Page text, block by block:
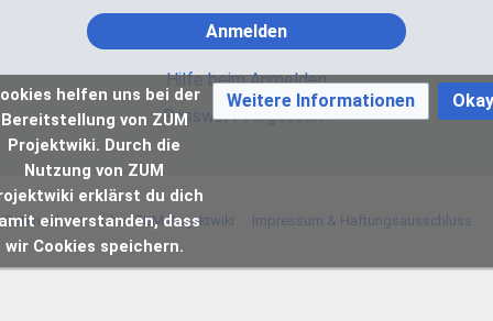
Anmelden
Hilfe beim Anmelden
Passwort vergessen?
Datenschutz Über ZUM Projektwiki Impressum & Haftungsausschluss
helfen uns bei der
Bereitstellung von ZUM
Projektwiki. Durch die
Nutzung von ZUM
erklärst du dich
einverstanden, dass
wir Cookies speichern.
Weitere Informationen Okay